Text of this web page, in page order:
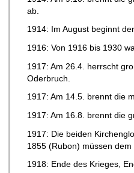
ab.
1914: Im August beginnt
1916: Von 1916 bis 1930
1917: Am 26.4. herrscht
Oderbruch.
1917: Am 14.5. brennt die
1917: Am 16.8. brennt die
1917: Die beiden
1855 (Rubon) müssen
1918: Ende des Krieges,